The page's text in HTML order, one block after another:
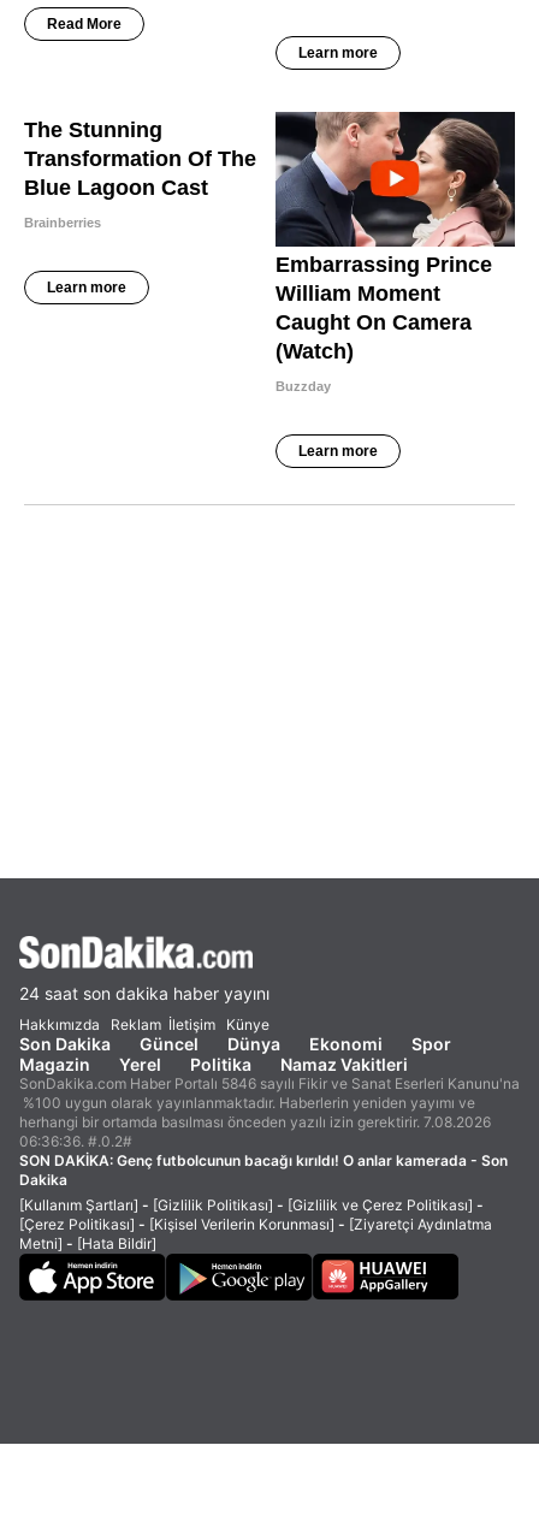
24 saat son dakika haber yayını
Hakkımızda Reklam İletişim Künye
Son Dakika Güncel Dünya Ekonomi
Spor
Magazin
Yerel Politika Namaz Vakitleri
SonDakika.com Haber Portalı 5846 sayılı Fikir ve Sanat Eserleri Kanunu'na
%100 uygun olarak yayınlanmaktadır. Haberlerin yeniden yayımı ve
herhangi bir ortamda basılması önceden yazılı izin gerektirir. 7.08.2026
06:36:36. #.0.2#
SON DAKİKA: Genç futbolcunun bacağı kırıldı! O anlar kamerada - Son
Dakika
[Kullanım Şartları] - [Gizlilik Politikası] - [Gizlilik ve Çerez Politikası] -
[Çerez Politikası] - [Kişisel Verilerin Korunması] - [Ziyaretçi Aydınlatma
Metni] - [Hata Bildir]